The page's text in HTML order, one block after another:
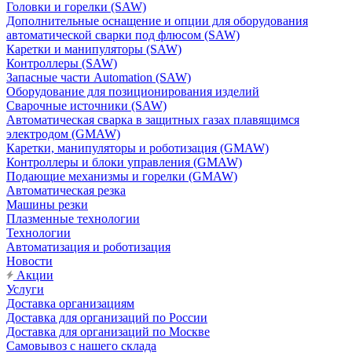
Головки и горелки (SAW)
Дополнительные оснащение и опции для оборудования
автоматической сварки под флюсом (SAW)
Каретки и манипуляторы (SAW)
Контроллеры (SAW)
Запасные части Automation (SAW)
Оборудование для позиционирования изделий
Сварочные источники (SAW)
Автоматическая сварка в защитных газах плавящимся
электродом (GMAW)
Каретки, манипуляторы и роботизация (GMAW)
Контроллеры и блоки управления (GMAW)
Подающие механизмы и горелки (GMAW)
Автоматическая резка
Машины резки
Плазменные технологии
Технологии
Автоматизация и роботизация
Новости
Акции
Услуги
Доставка организациям
Доставка для организаций по России
Доставка для организаций по Москве
Самовывоз с нашего склада